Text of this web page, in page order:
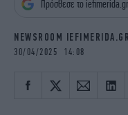
iBOOKS
MEDIA
NEWSLETTER
Πρόσθεσε το
NEWSROOM IEFIMERIDA.GR
30/04/2025 14:08